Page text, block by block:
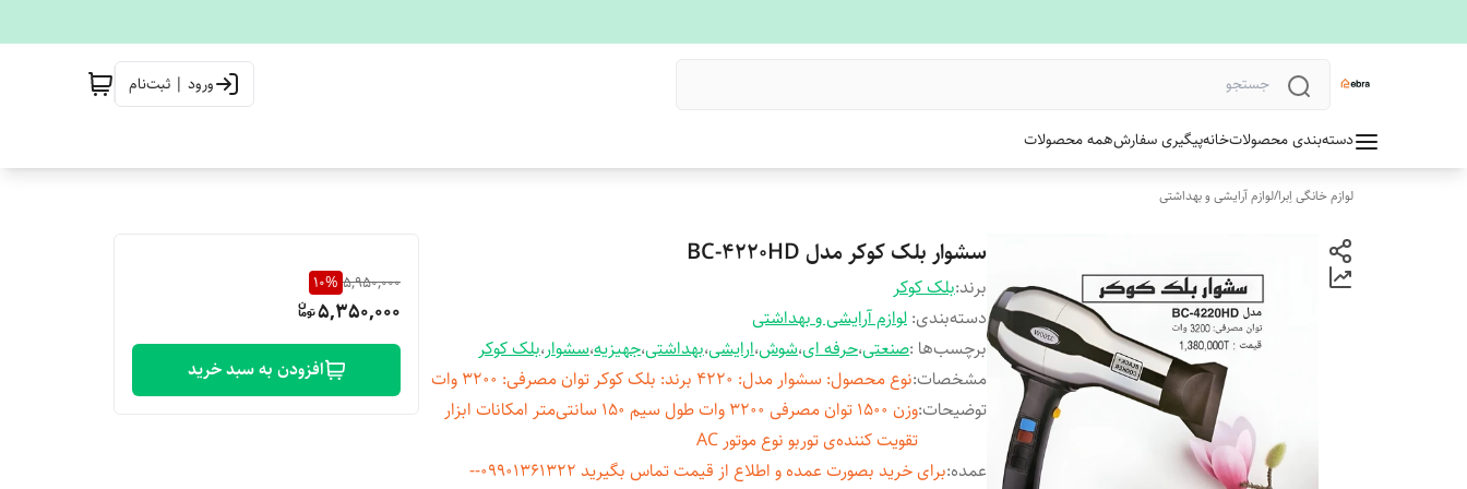
ورود | ثبت‌نام
دسته‌بندی محصولاتخانهپیگیری سفارشهمه محصولات
لوازم خانگی اِبرا/لوازم آرایشی و بهداشتی
سشوار بلک کوکر مدل BC-4220HD
برند:بلک کوکر
دسته‌بندی: لوازم آرایشی و بهداشتی
برچسب‌ها :صنعتی،حرفه ای،شوش،ارایشی،بهداشتی،جهیزیه،سشوار،بلک کوکر
مشخصات:نوع محصول: سشوار مدل: 4220 برند: بلک کوکر توان مصرفی: 3200 وات
توضیحات:
وزن ۱۵۰۰ توان مصرفی ۳۲۰۰ وات طول سیم ۱۵۰ سانتی‌متر امکانات ابزار
تقویت کننده‌ی توربو نوع موتور AC
عمده:
برای خرید بصورت عمده و اطلاع از قیمت تماس بگیرید 09901361322--
5,950,000
10%
5,350,000
افزودن به سبد خرید